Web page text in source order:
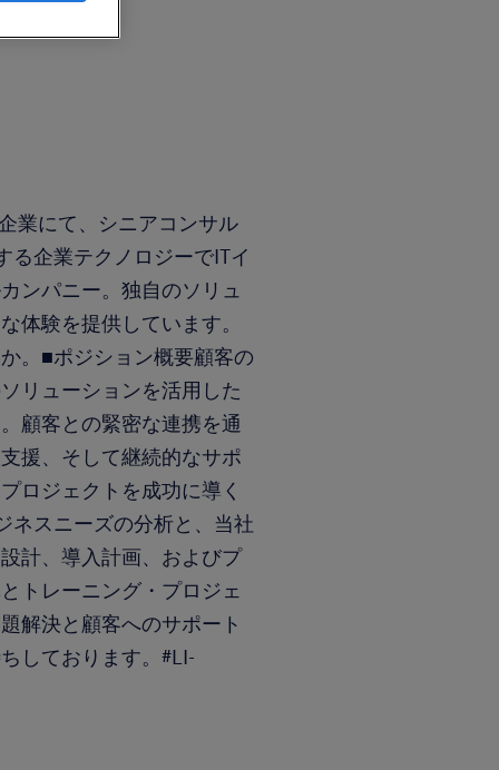
業にて、シニアコンサル
る企業テクノロジーでITイ
ンパニー。独自のソリュ
体験を提供しています。
。■ポジション概要顧客の
リューションを活用した
顧客との緊密な連携を通
援、そして継続的なサポ
ロジェクトを成功に導く
ネスニーズの分析と、当社
計、導入計画、およびプ
トレーニング・プロジェ
解決と顧客へのサポート
しております。#LI-